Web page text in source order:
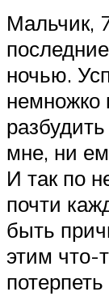
Мальчик,
ночью.
немножко
мне, ни
И так по
почти
быть
этим что-